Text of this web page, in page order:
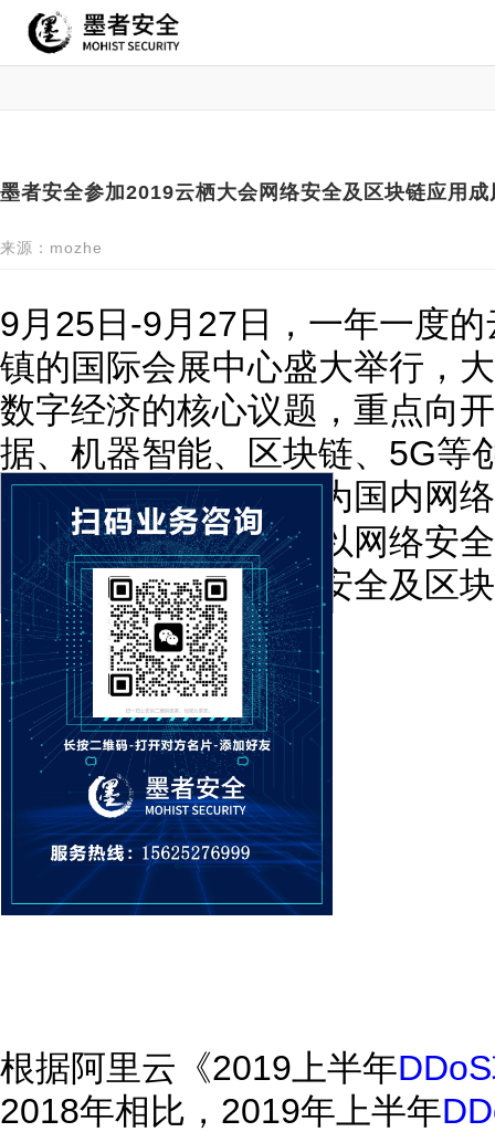
墨者安全参加2019云栖大会网络安全及区块链应用成
来源：mozhe
9月25日-9月27日，一年一度
镇的国际会展中心盛大举行，
数字经济的核心议题，重点向
据、机器智能、区块链、5G等
性突破。墨者安全作为国内网
导品牌也受邀参会，以网络安
分享互联网时代企业安全及区
根据阿里云《2019上半年
2018年相比，2019年上半年